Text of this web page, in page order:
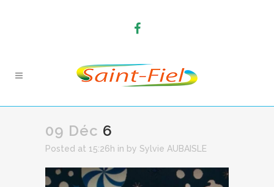
09 Déc 6
Posted at 15:26h in by Sylvie AUBAISLE